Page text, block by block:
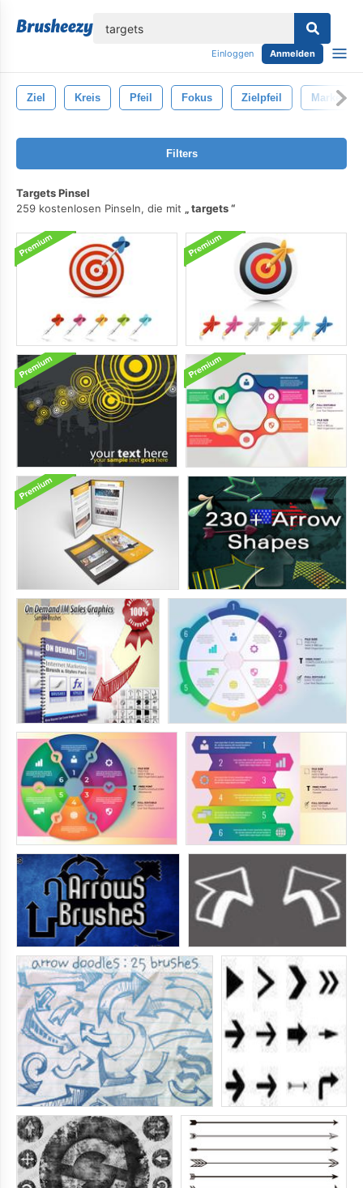
Einloggen Anmelden
Ziel Kreis Pfeil Fokus Zielpfeil Marketing
Filters
Targets Pinsel
259 kostenlosen Pinseln, die mit
targets